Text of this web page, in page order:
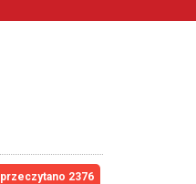
przeczytano 2376